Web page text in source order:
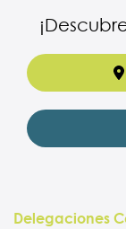
Delegaciones